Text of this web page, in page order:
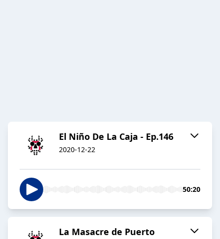
El Niño De La Caja - Ep.146
2020-12-22
50:20
La Masacre de Puerto